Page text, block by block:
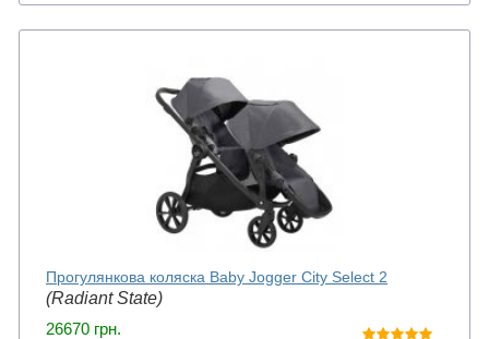
Прогулянкова коляска Baby Jogger City Select 2
(Radiant State)
26670 грн.